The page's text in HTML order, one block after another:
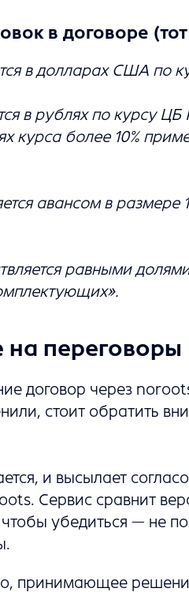
в договоре
в долларах США по
в рублях по курсу
курса более 10%
авансом в размере
равными
на переговоры
договор через
стоит обратить
и высылает
Сервис сравнит
убедиться — не
принимающее